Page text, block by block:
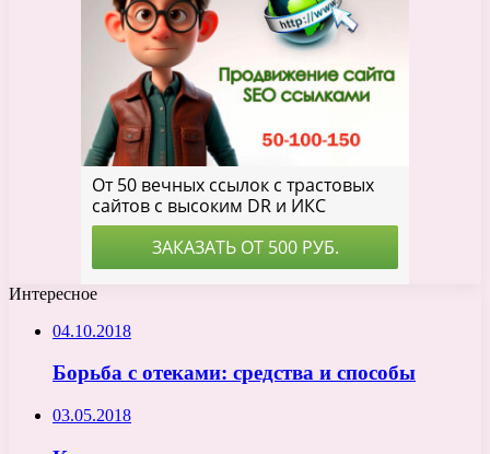
Интересное
04.10.2018
Борьба с отеками: средства и способы
03.05.2018